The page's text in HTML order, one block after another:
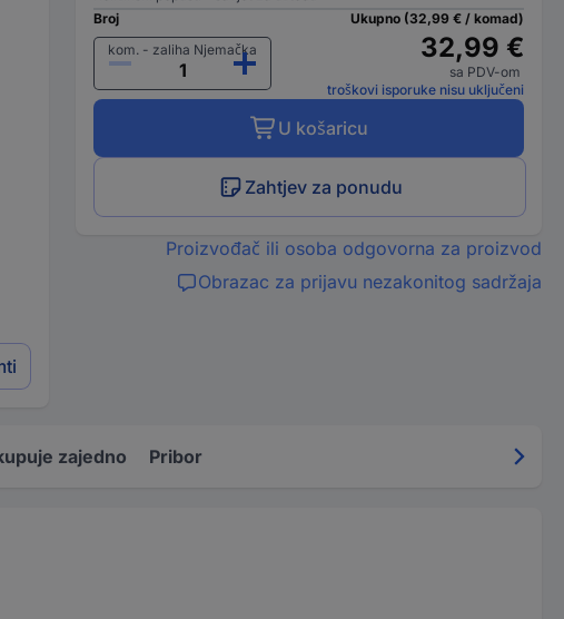
Broj
kom. - zaliha Njemačka
Ukupno (32,99 € / komad)
32,99 €
sa PDV-om
troškovi isporuke nisu uključeni
U košaricu
Zahtjev za ponudu
Proizvođač ili osoba odgovorna za proizvod
Obrazac za prijavu nezakonitog sadržaja
zajedno Pribor